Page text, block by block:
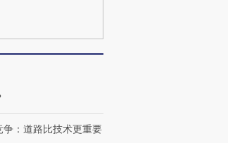
争：道路比技术更重要